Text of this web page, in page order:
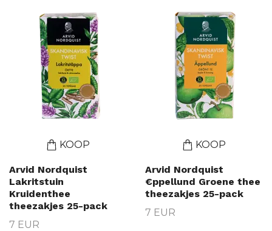
KOOP
Arvid Nordquist
Lakritstuin
Kruidenthee
theezakjes 25-pack
7 EUR
KOOP
Arvid Nordquist
€ppellund Groene thee
theezakjes 25-pack
7 EUR